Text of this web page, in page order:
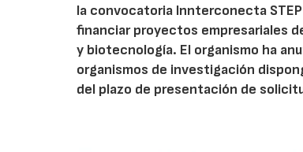
la convocatoria Innterconecta
financiar proyectos empresariales
y biotecnología. El organismo ha
organismos de investigación
del plazo de presentación de